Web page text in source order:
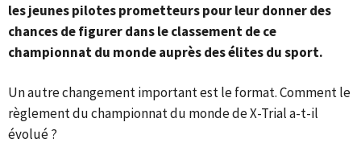
les jeunes pilotes prometteurs pour leur donner des
chances de figurer dans le classement de ce
championnat du monde auprès des élites du sport.
Un autre changement important est le format. Comment le
règlement du championnat du monde de X-Trial a-t-il
évolué ?